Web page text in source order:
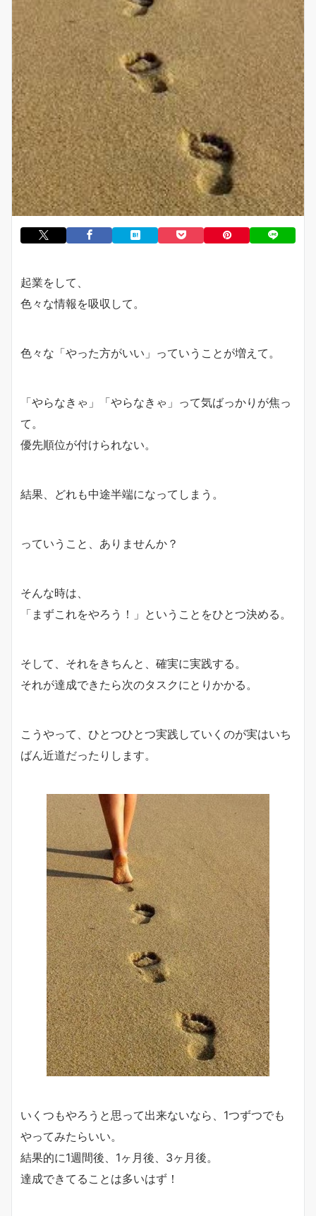
起業をして、
色々な情報を吸収して。
色々な「やった方がいい」っていうことが増えて。
「やらなきゃ」「やらなきゃ」って気ばっかりが焦っ
て。
優先順位が付けられない。
結果、どれも中途半端になってしまう。
っていうこと、ありませんか？
そんな時は、
「まずこれをやろう！」ということをひとつ決める。
そして、それをきちんと、確実に実践する。
それが達成できたら次のタスクにとりかかる。
こうやって、ひとつひとつ実践していくのが実はいち
ばん近道だったりします。
いくつもやろうと思って出来ないなら、1つずつでも
やってみたらいい。
結果的に1週間後、1ヶ月後、3ヶ月後。
達成できてることは多いはず！